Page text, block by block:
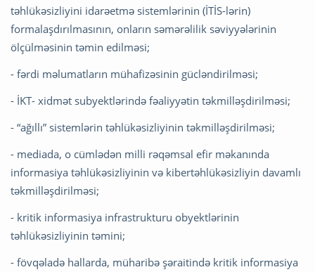
təhlükəsizliyini idarəetmə sistemlərinin (İTİS-lərin)
formalaşdırılmasının, onların səmərəlilik səviyyələrinin
ölçülməsinin təmin edilməsi;
- fərdi məlumatların mühafizəsinin gücləndirilməsi;
- İKT- xidmət subyektlərində fəaliyyətin təkmilləşdirilməsi;
- “ağıllı” sistemlərin təhlükəsizliyinin təkmilləşdirilməsi;
- mediada, o cümlədən milli rəqəmsal efir məkanında
informasiya təhlükəsizliyinin və kibertəhlükəsizliyin davamlı
təkmilləşdirilməsi;
- kritik informasiya infrastrukturu obyektlərinin
təhlükəsizliyinin təmini;
- fövqəladə hallarda, müharibə şəraitində kritik informasiya